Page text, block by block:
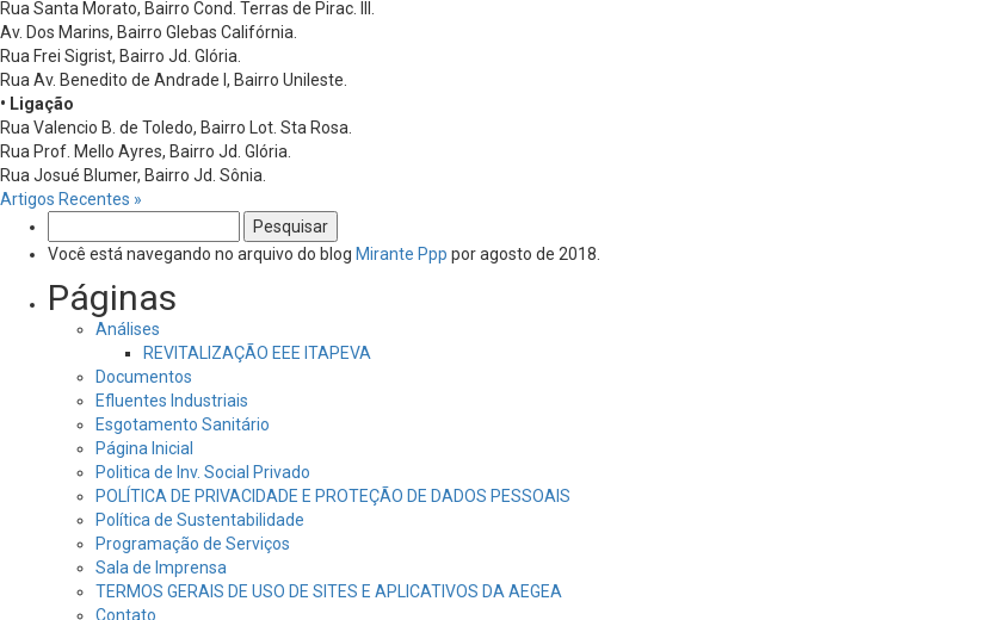
Rua Santa Morato, Bairro Cond. Terras de Pirac. III.
Av. Dos Marins, Bairro Glebas Califórnia.
Rua Frei Sigrist, Bairro Jd. Glória.
Rua Av. Benedito de Andrade I, Bairro Unileste.
• Ligação
Rua Valencio B. de Toledo, Bairro Lot. Sta Rosa.
Rua Prof. Mello Ayres, Bairro Jd. Glória.
Rua Josué Blumer, Bairro Jd. Sônia.
Artigos Recentes »
por:
Você está navegando no arquivo do blog Mirante Ppp por agosto de 2018.
Páginas
Análises
REVITALIZAÇÃO EEE ITAPEVA
Documentos
Efluentes Industriais
Esgotamento Sanitário
Página Inicial
Politica de Inv. Social Privado
POLÍTICA DE PRIVACIDADE E PROTEÇÃO DE DADOS PESSOAIS
Política de Sustentabilidade
Programação de Serviços
Sala de Imprensa
TERMOS GERAIS DE USO DE SITES E APLICATIVOS DA AEGEA
Contato